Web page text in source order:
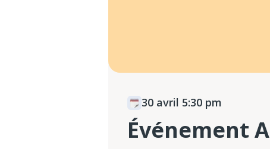
30 avril 5:30 pm
Événement